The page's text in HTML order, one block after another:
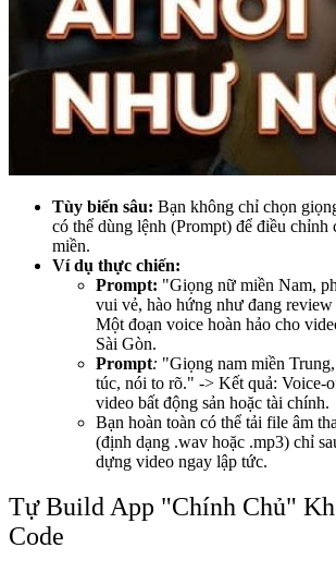
Tùy biến sâu: Bạn không chỉ chọn
có thể dùng lệnh (Prompt) để điều chỉnh
miền.
Ví dụ thực chiến:
Prompt: "Giọng nữ miền Nam,
vui vẻ, hào hứng như đang
Một đoạn voice hoàn hảo cho
Sài Gòn.
Prompt: "Giọng nam miền
túc, nói to rõ." -> Kết quả: Voice-
video bất động sản hoặc tài chính.
Bạn hoàn toàn có thể tải file âm
(định dạng .wav hoặc .mp3) chỉ
dựng video ngay lập tức.
Tự Build App "Chính Chủ"
Code